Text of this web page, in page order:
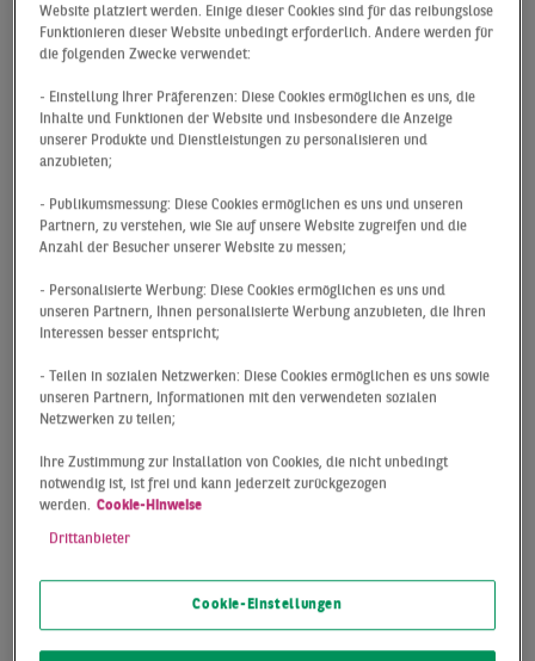
von 2 % auf aktuell 216.000 m² zu Buche, allerdings
wurde damit der 10-Jahresdurchschnitt um knapp 25 %
verfehlt. Nach einem insgesamt soliden Jahresauftakt
(Q1: 75.000 m²) und einem deutlich dynamischeren
zweiten Quartal (Q2: 102.000 m²) hat sich das
Anmietungsgeschehen in den vergangenen drei
wird ein unterdurchschnittlicher Flächenumsatz von
nur 39.000 m² registriert. Über alle Größenklassen
Vertragsabschlüssen zu vermelden, wobei insbesondere
das Nachlassen im mittleren und großen
kein Mietvertrag jenseits der 5.000 m² erfolgreich zum
Abschluss gebracht. Mit Ausnahme des Air Liquide
Verträge in Q3 auf weniger als 1.500 m².
Website platziert werden. Einige dieser Cookies sind für das reibungslose
Funktionieren dieser Website unbedingt erforderlich. Andere werden für
die folgenden Zwecke verwendet:
- Einstellung Ihrer Präferenzen: Diese Cookies ermöglichen es uns, die
Inhalte und Funktionen der Website und insbesondere die Anzeige
unserer Produkte und Dienstleistungen zu personalisieren und
anzubieten;
- Publikumsmessung: Diese Cookies ermöglichen es uns und unseren
Partnern, zu verstehen, wie Sie auf unsere Website zugreifen und die
Anzahl der Besucher unserer Website zu messen;
- Personalisierte Werbung: Diese Cookies ermöglichen es uns und
unseren Partnern, Ihnen personalisierte Werbung anzubieten, die Ihren
Interessen besser entspricht;
- Teilen in sozialen Netzwerken: Diese Cookies ermöglichen es uns sowie
unseren Partnern, Informationen mit den verwendeten sozialen
Netzwerken zu teilen;
Ihre Zustimmung zur Installation von Cookies, die nicht unbedingt
notwendig ist, ist frei und kann jederzeit zurückgezogen
werden. Cookie-Hinweise
Drittanbieter
Cookie-Einstellungen